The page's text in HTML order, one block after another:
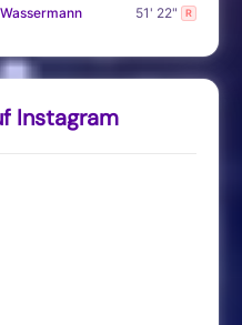
Wassermann 51' 22" R
Instagram